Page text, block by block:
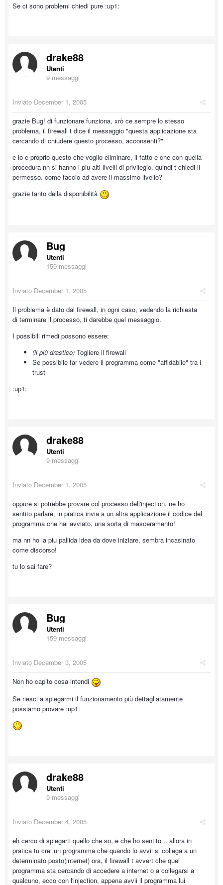
Se ci sono problemi chiedi pure :up1:
drake88
Utenti
9 messaggi
Inviato December 1, 2005
grazie Bug! di funzionare funziona, xrò ce sempre lo stesso
problema, il firewall t dice il messaggio "questa applicazione sta
cercando di chiudere questo processo, acconsenti?"
e io e proprio questo che voglio eliminare, il fatto e che con quella
procedura nn si hanno i piu alti livelli di privilegio. quindi t chiedi il
permesso. come faccio ad avere il massimo livello?
grazie tanto della disponibilità
Bug
Utenti
159 messaggi
Inviato December 1, 2005
Il problema è dato dal firewall, in ogni caso, vedendo la richiesta
di terminare il processo, ti darebbe quel messaggio.
I possibili rimedi possono essere:
(il più drastico) Togliere il firewall
Se possibile far vedere il programma come "affidabile" tra i
trust
:up1:
drake88
Utenti
9 messaggi
Inviato December 1, 2005
oppure si potrebbe provare col processo dell'injection, ne ho
sentito parlare, in pratica invia a un altra applicazione il codice del
programma che hai avviato, una sorta di masceramento!
ma nn ho la piu pallida idea da dove iniziare, sembra incasinato
come discorso!
tu lo sai fare?
Bug
Utenti
159 messaggi
Inviato December 3, 2005
Non ho capito cosa intendi
Se riesci a spiegarmi il funzionamento più dettagliatamente
possiamo provare :up1:
drake88
Utenti
9 messaggi
Inviato December 4, 2005
eh cerco di spiegarti quello che so, e che ho sentito... allora in
pratica tu crei un programma che quando lo avvii si collega a un
determinato posto(internet) ora, il firewall t avvert che quel
programma sta cercando di accedere a internet o a collegarsi a
qualcuno, ecco con l'injection, appena avvii il programma lui